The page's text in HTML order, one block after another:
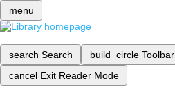
menu
search Search build_circle Toolbar
cancel Exit Reader Mode